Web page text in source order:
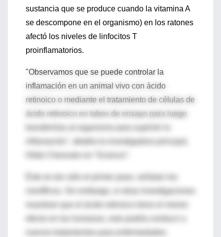
sustancia que se produce cuando la vitamina A
se descompone en el organismo) en los ratones
afectó los niveles de linfocitos T
proinflamatorios.
"Observamos que se puede controlar la
inflamación en un animal vivo con ácido
retinoico o mediante el tratamiento de células de
ácido retinoico en tubos de ensayo para luego
transferirlas al organismo para suprimir la
inflamación", detalla la investigadora principal,
científicos. Sin embargo, si otras investigaciones